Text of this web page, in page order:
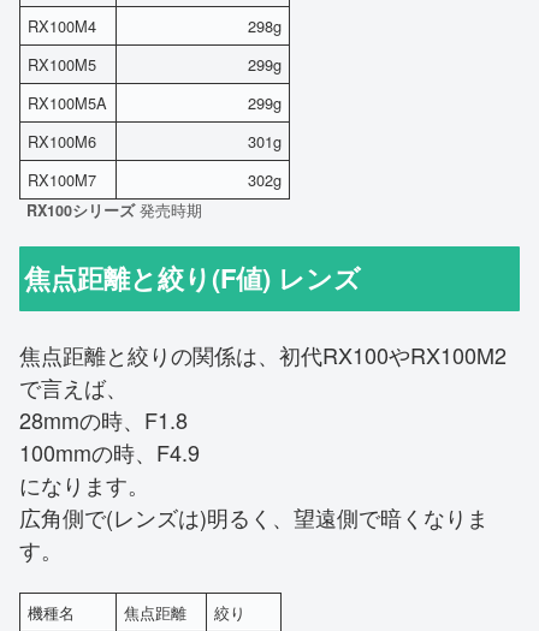
RX100M4
298g
RX100M5
299g
RX100M5A
299g
RX100M6
301g
RX100M7
302g
RX100シリーズ発売時期
焦点距離と絞り(F値) レンズ
焦点距離と絞りの関係は、初代RX100やRX100M2
で言えば、
28mmの時、F1.8
100mmの時、F4.9
になります。
広角側で(レンズは)明るく、望遠側で暗くなりま
す。
機種名 焦点距離
絞り